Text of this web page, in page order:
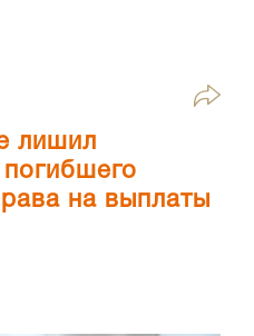
лишил
на выплаты